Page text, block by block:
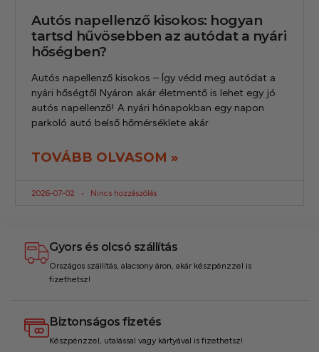
Autós napellenző kisokos: hogyan
tartsd hűvösebben az autódat a nyári
hőségben?
Autós napellenző kisokos – Így védd meg autódat a
nyári hőségtől Nyáron akár életmentő is lehet egy jó
autós napellenző! A nyári hónapokban egy napon
parkoló autó belső hőmérséklete akár
TOVÁBB OLVASOM »
2026-07-02 Nincs hozzászólás
Gyors és olcsó szállítás
Országos szállítás, alacsony áron, akár készpénzzel is
fizethetsz!
Biztonságos fizetés
Készpénzzel, utalással vagy kártyával is fizethetsz!